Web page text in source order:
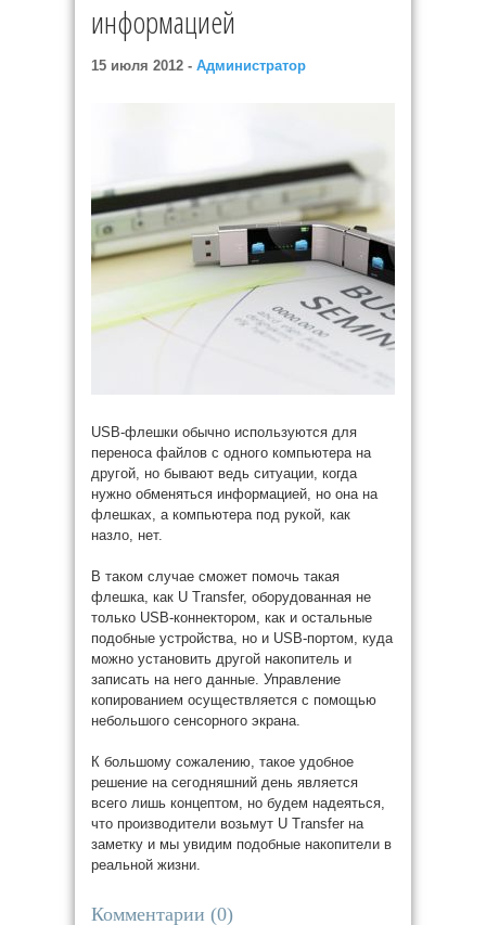
информацией
15 июля 2012 - Администратор
USB-флешки обычно используются для
переноса файлов с одного компьютера на
другой, но бывают ведь ситуации, когда
нужно обменяться информацией, но она на
флешках, а компьютера под рукой, как
назло, нет.
В таком случае сможет помочь такая
флешка, как U Transfer, оборудованная не
только USB-коннектором, как и остальные
подобные устройства, но и USB-портом, куда
можно установить другой накопитель и
записать на него данные. Управление
копированием осуществляется с помощью
небольшого сенсорного экрана.
К большому сожалению, такое удобное
решение на сегодняшний день является
всего лишь концептом, но будем надеяться,
что производители возьмут U Transfer на
заметку и мы увидим подобные накопители в
реальной жизни.
Комментарии (0)